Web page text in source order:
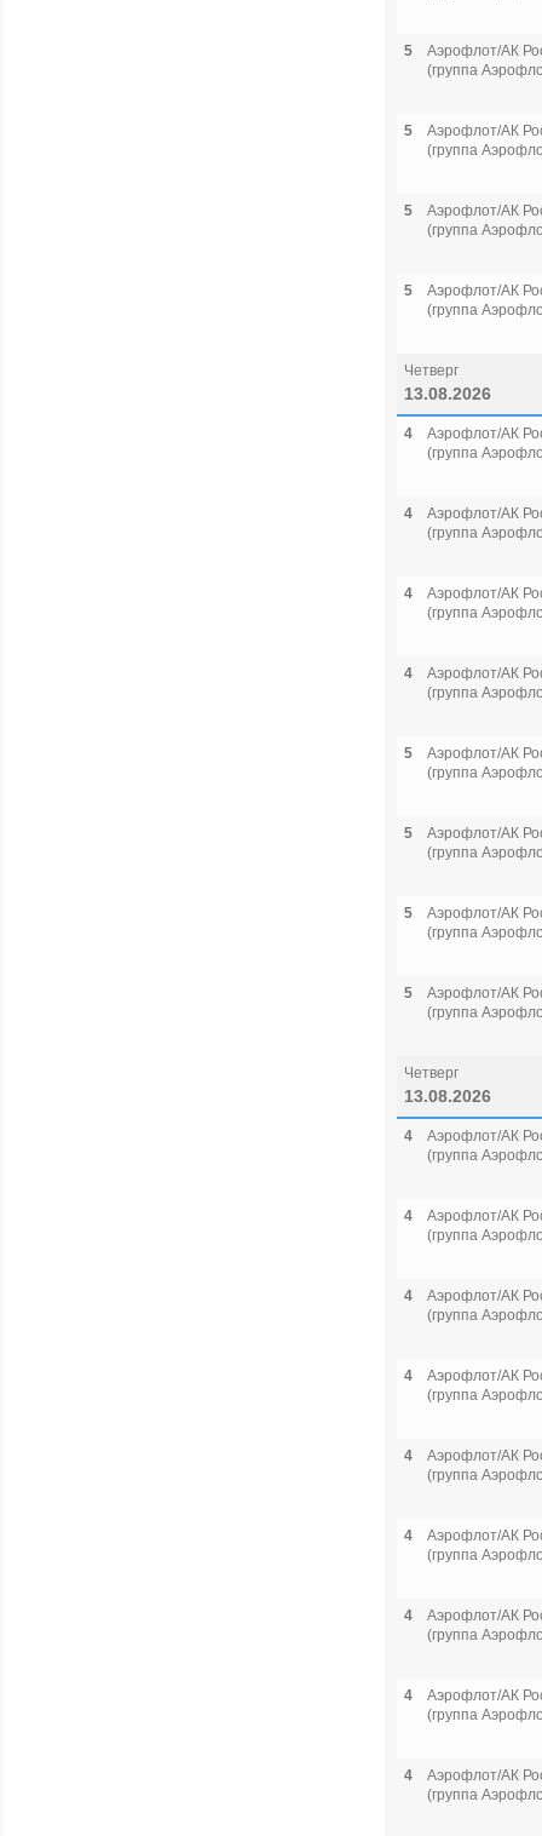
5
Аэрофлот/АК
(группа
5
Аэрофлот/АК
(группа
5
Аэрофлот/АК
(группа
5
Аэрофлот/АК
(группа
Четверг
13.08.2026
4
Аэрофлот/АК
(группа
4
Аэрофлот/АК
(группа
4
Аэрофлот/АК
(группа
4
Аэрофлот/АК
(группа
5
Аэрофлот/АК
(группа
5
Аэрофлот/АК
(группа
5
Аэрофлот/АК
(группа
5
Аэрофлот/АК
(группа
Четверг
13.08.2026
4
Аэрофлот/АК
(группа
4
Аэрофлот/АК
(группа
4
Аэрофлот/АК
(группа
4
Аэрофлот/АК
(группа
4
Аэрофлот/АК
(группа
4
Аэрофлот/АК
(группа
4
Аэрофлот/АК
(группа
4
Аэрофлот/АК
(группа
4
Аэрофлот/АК
(группа